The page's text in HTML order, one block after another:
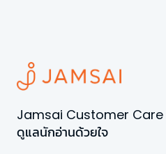
Jamsai Customer Care
ดูแลนักอ่านด้วยใจ